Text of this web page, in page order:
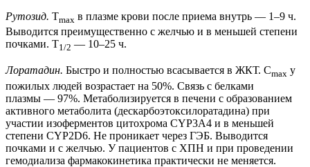
Рутозид. Tmax в плазме крови после приема внутрь — 1–9 ч.
Выводится преимущественно с желчью и в меньшей степени
почками. T1/2 — 10–25 ч.
Лоpaтадин. Быстро и полностью всасывается в ЖКТ. Cmax у
пожилых людей возрастает на 50%. Связь с белками
плазмы — 97%. Метаболизируется в печени с образованием
активного метаболита (дескарбоэтоксилоратадина) при
участии изоферментов цитохрома CYP3A4 и в меньшей
степени CYP2D6. Не проникает через ГЭБ. Выводится
почками и с желчью. У пациентов с ХПН и при проведении
гемодиализа фармакокинетика практически не меняется.